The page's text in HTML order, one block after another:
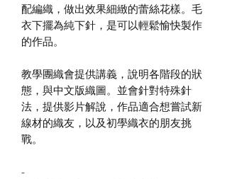
配編織，做出效果細緻的蕾絲花樣。毛
衣下擺為純下針，是可以輕鬆愉快製作
的作品。
教學團織會提供講義，說明各階段的狀
態，與中文版織圖。並會針對特殊針
法，提供影片解說，作品適合想嘗試新
線材的織友，以及初學織衣的朋友挑
戰。
-